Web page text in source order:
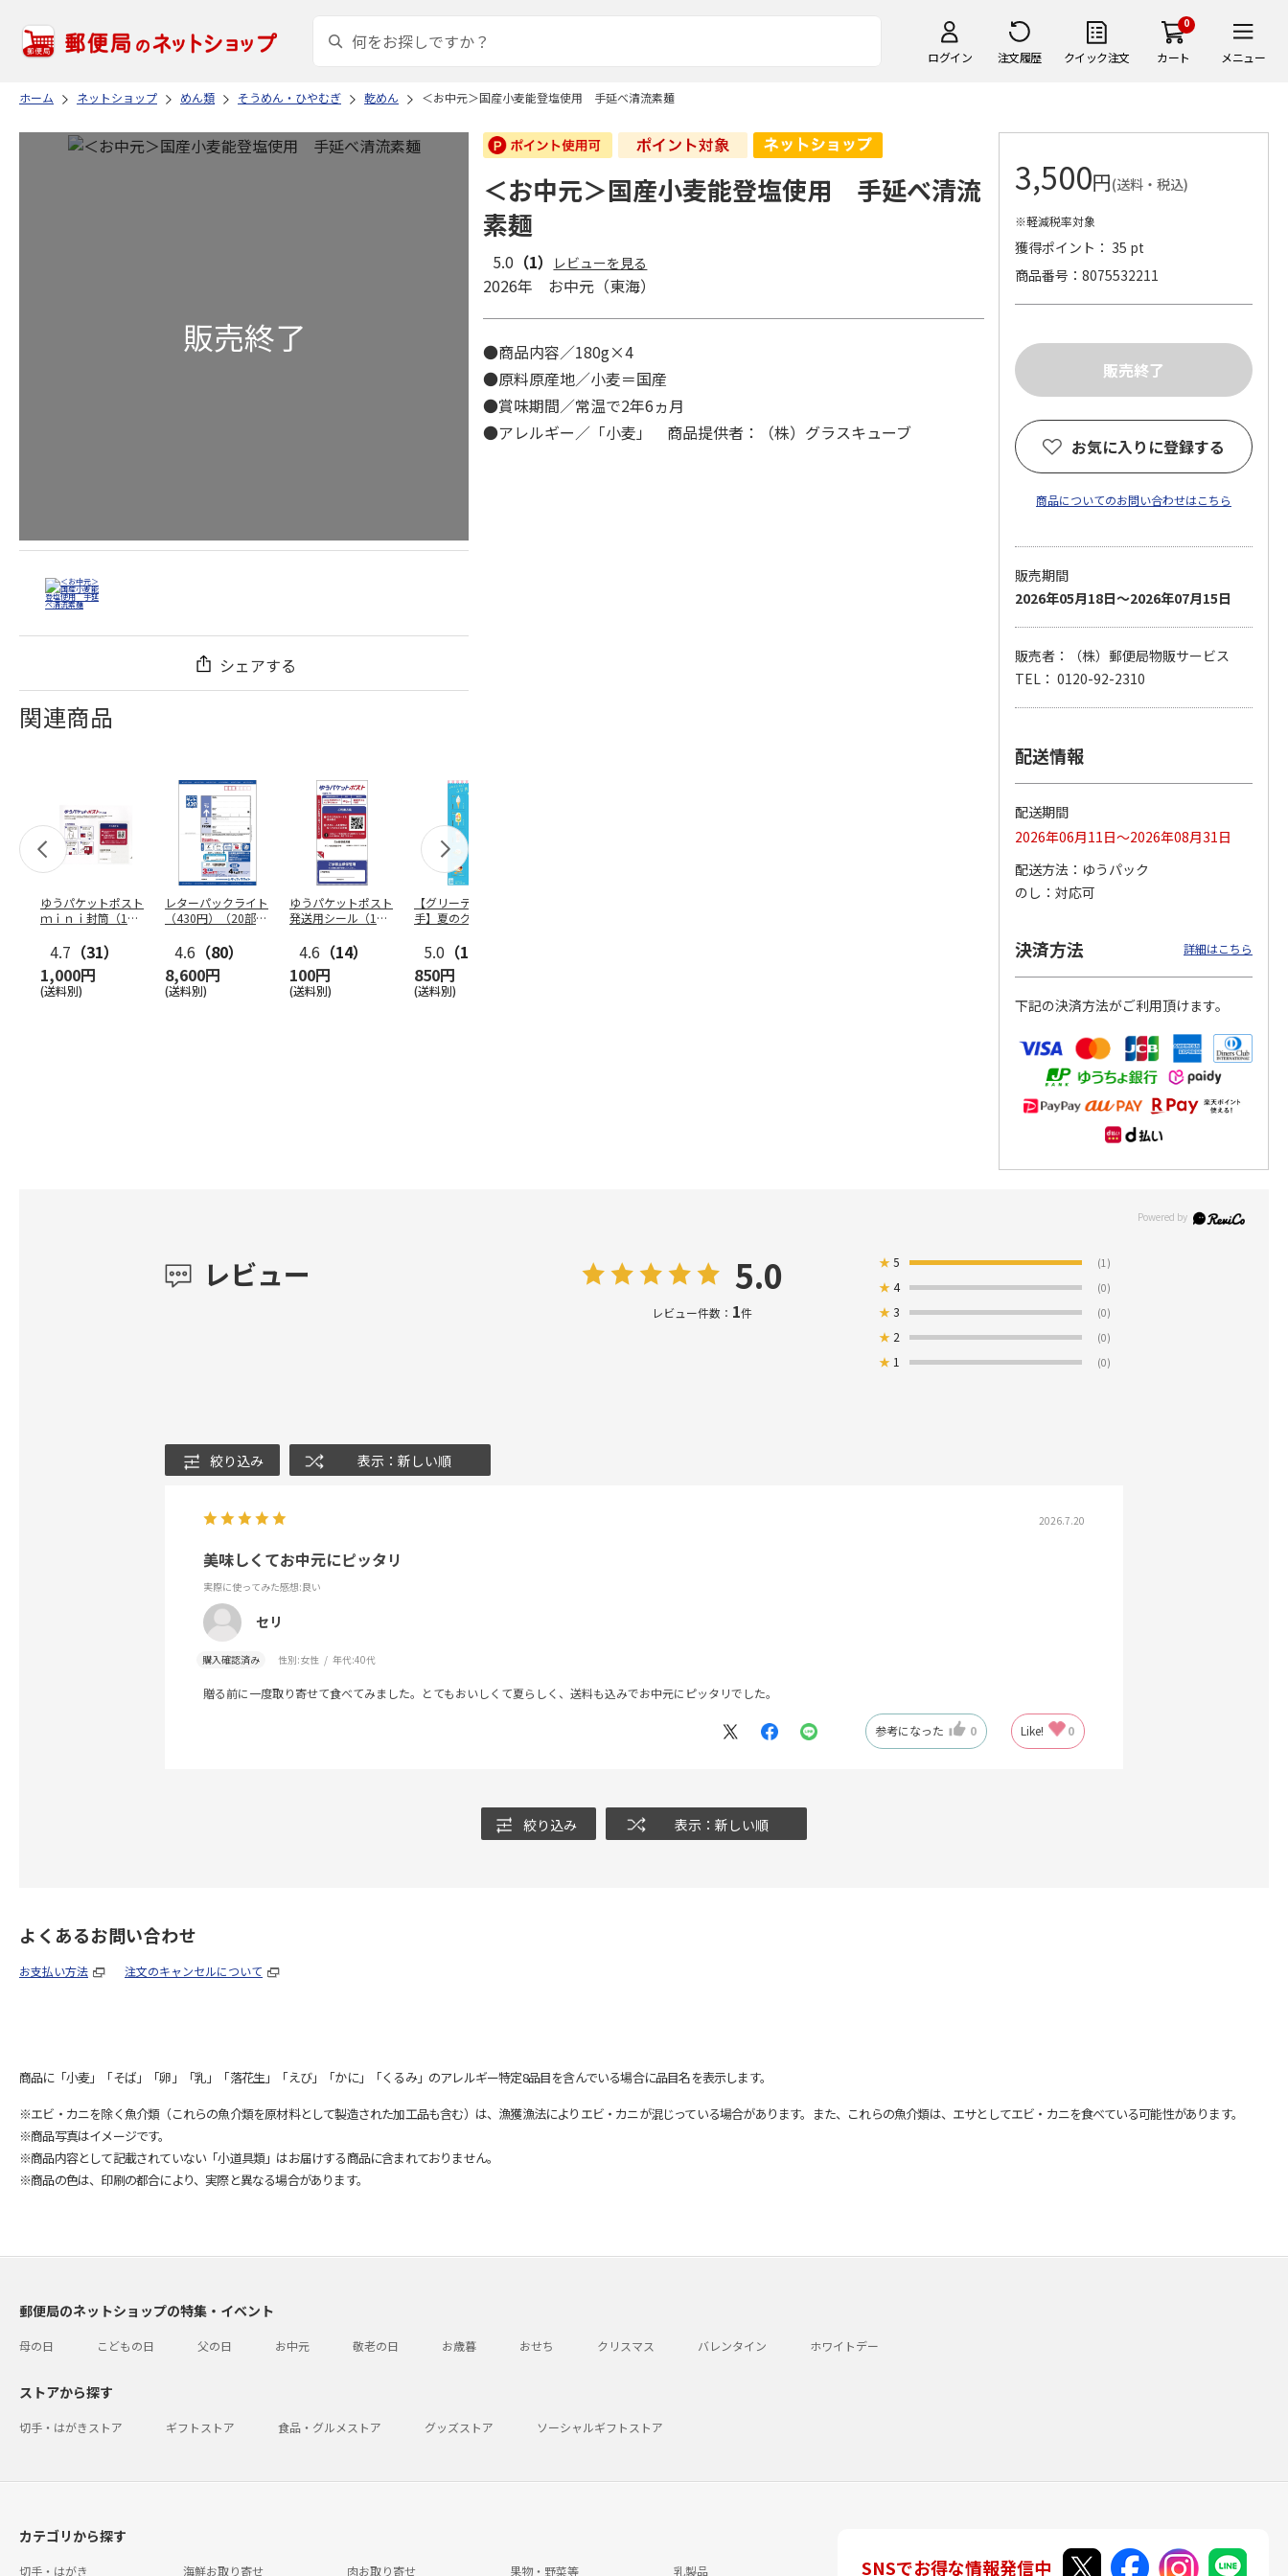
ログイン 注文履歴 クイック注文
0
カート メニュー
ホーム ネットショップ めん類 そうめん・ひやむぎ 乾めん ＜お中元＞国産小麦能登塩使用 手延べ清流素麺
シェアする
関連商品
ゆうパケットポスト
ｍｉｎｉ封筒（1個
4.7 （31）
1,000円
(送料別)
レターパックライト
（430円）（20部セ
4.6 （80）
8,600円
(送料別)
ゆうパケットポスト
発送用シール（1個
4.6 （14）
100円
(送料別)
【グリーティング切
手】夏のグリーティ
5.0 （10）
850円
(送料別)
【グリーティング切
円…
4.8（11）
5,500円
4.6（7）
11,000円
＜お中元＞国産小麦能登塩使用 手延べ清流
素麺
5.0 （1） レビューを見る
2026年 お中元（東海）
●商品内容／180g×4
●原料原産地／小麦＝国産
●賞味期間／常温で2年6ヵ月
●アレルギー／「小麦」 商品提供者：（株）グラスキューブ
3,500円(送料・税込)
※軽減税率対象
獲得ポイント： 35 pt
商品番号
8075532211
お気に入りに登録する
商品についてのお問い合わせはこちら
販売期間
2026年05月18日～2026年07月15日
販売者：（株）郵便局物販サービス
TEL： 0120-92-2310
配送情報
配送期間
2026年06月11日～2026年08月31日
配送方法
ゆうパック
のし
対応可
決済方法 詳細はこちら
下記の決済方法がご利用頂けます。
レビュー 5.0
レビュー件数： 1件
★5 (1)
★4 (0)
★3 (0)
★ 2 (0)
★ 1 (0)
絞り込み 表示：新しい順
2026.7.20
美味しくてお中元にピッタリ
実際に使ってみた感想:良い
セリ
購入確認済み 性別:女性 年代:40代
贈る前に一度取り寄せて食べてみました。とてもおいしくて夏らしく、送料も込みでお中元にピッタリでした。
参考になった 0 Like! 0
絞り込み 表示：新しい順
よくあるお問い合わせ
お支払い方法 注文のキャンセルについて
商品に「小麦」「そば」「卵」「乳」「落花生」「えび」「かに」「くるみ」のアレルギー特定8品目を含んでいる場合に品目名を表示します。
※エビ・カニを除く魚介類（これらの魚介類を原材料として製造された加工品も含む）は、漁獲漁法によりエビ・カニが混じっている場合があります。また、これらの魚介類は、エサとしてエビ・カニを食べている可能性があります。
※商品写真はイメージです。
※商品内容として記載されていない「小道具類」はお届けする商品に含まれておりません。
※商品の色は、印刷の都合により、実際と異なる場合があります。
郵便局のネットショップの特集・イベント
母の日 こどもの日 父の日 お中元 敬老の日 お歳暮 おせち クリスマス バレンタイン ホワイトデー
ストアから探す
切手・はがきストア ギフトストア 食品・グルメストア グッズストア ソーシャルギフトストア
カテゴリから探す
切手・はがき 海鮮お取り寄せ 肉お取り寄せ 果物・野菜等 乳製品 SNSでお得な情報発信中